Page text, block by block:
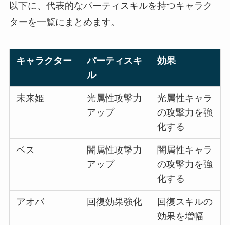
以下に、代表的なパーティスキルを持つキャラク
ターを一覧にまとめます。
キャラクター
パーティスキ
ル
効果
未来姫
光属性攻撃力
アップ
光属性キャラ
の攻撃力を強
化する
ベス
闇属性攻撃力
アップ
闇属性キャラ
の攻撃力を強
化する
アオバ 回復効果強化
回復スキルの
効果を増幅